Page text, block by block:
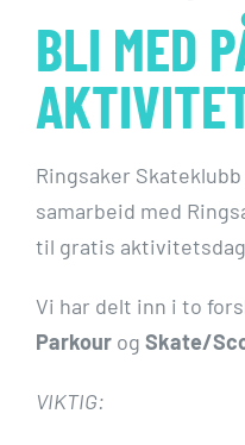
BLI MED
Ringsaker
samarbeid med
til gratis
Vi har delt inn i to
Parkour og Skate/
VIKTIG: